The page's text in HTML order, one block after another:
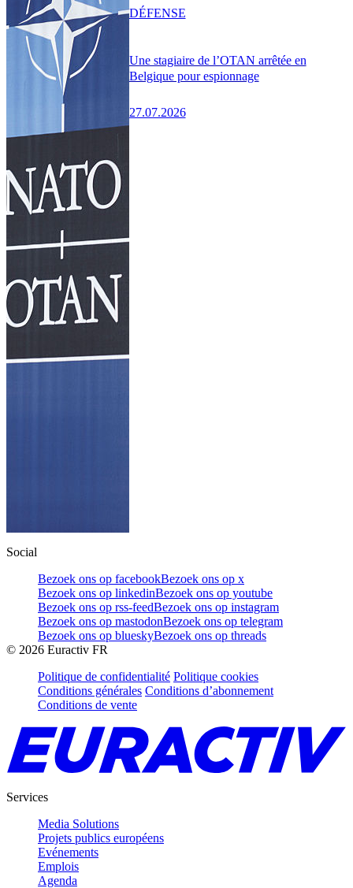
Une stagiaire de l’OTAN arrêtée en
Belgique pour espionnage
27.07.2026
DÉFENSE
Social
Bezoek ons op facebookBezoek ons op x
Bezoek ons op linkedinBezoek ons op youtube
Bezoek ons op rss-feedBezoek ons op instagram
Bezoek ons op mastodonBezoek ons op telegram
Bezoek ons op blueskyBezoek ons op threads
© 2026 Euractiv FR
Politique de confidentialité Politique cookies
Conditions générales Conditions d’abonnement
Conditions de vente
Services
Media Solutions
Projets publics européens
Evénements
Emplois
Agenda